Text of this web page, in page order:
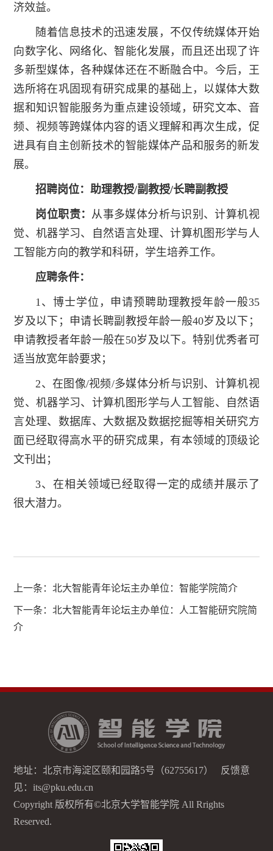
济效益。
随着信息技术的迅速发展，不仅传统媒体开始
向数字化、网络化、智能化发展，而且还出现了许
多新型媒体，各种媒体还在不断融合中。今后，王
选所将在巩固现有研究成果的基础上，以媒体大数
据和知识智能服务为重点建设领域，研究文本、音
频、视频等跨媒体内容的语义理解和再次生成，促
进具有自主创新技术的智能媒体产品和服务的新发
展。
招聘岗位：助理教授/副教授/长聘副教授
岗位职责： 从事多媒体分析与识别、计算机视
觉、机器学习、自然语言处理、计算机图形学与人
工智能方向的教学和科研，学生培养工作。
应聘条件：
1、博士学位，申请预聘助理教授年龄一般35
岁及以下；申请长聘副教授年龄一般40岁及以下；
申请教授者年龄一般在50岁及以下。特别优秀者可
适当放宽年龄要求；
2、在图像/视频/多媒体分析与识别、计算机视
觉、机器学习、计算机图形学与人工智能、自然语
言处理、数据库、大数据及数据挖掘等相关研究方
面已经取得高水平的研究成果，有本领域的顶级论
文刊出；
3、在相关领域已经取得一定的成绩并展示了
很大潜力。
上一条：北大智能青年论坛主办单位：智能学院简介
下一条：北大智能青年论坛主办单位：人工智能研究院简
介
地址：北京市海淀区颐和园路5号（62755617） 反馈意
见：its@pku.edu.cn
Copyright 版权所有©北京大学智能学院 All Rrights
Reserved.